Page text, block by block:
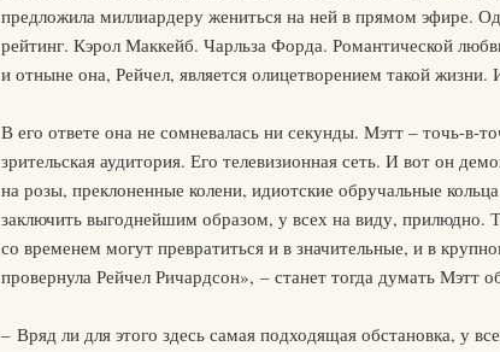
предложила миллиардеру жениться на ней в прямом эфире.
рейтинг. Кэрол Маккейб. Чарльза Форда. Романтической
и отныне она, Рейчел, является олицетворением такой жизни.
В его ответе она не сомневалась ни секунды. Мэтт – точь-в-
зрительская аудитория. Его телевизионная сеть. И вот он
на розы, преклоненные колени, идиотские обручальные
заключить выгоднейшим образом, у всех на виду, прилюдно.
со временем могут превратиться и в значительные, и в
провернула Рейчел Ричардсон», – станет тогда думать Мэтт
– Вряд ли для этого здесь самая подходящая обстановка, у